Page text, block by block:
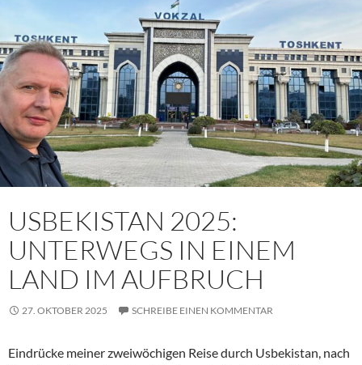
USBEKISTAN 2025:
UNTERWEGS IN EINEM
LAND IM AUFBRUCH
27. OKTOBER 2025 SCHREIBE EINEN KOMMENTAR
Eindrücke meiner zweiwöchigen Reise durch Usbekistan, nach